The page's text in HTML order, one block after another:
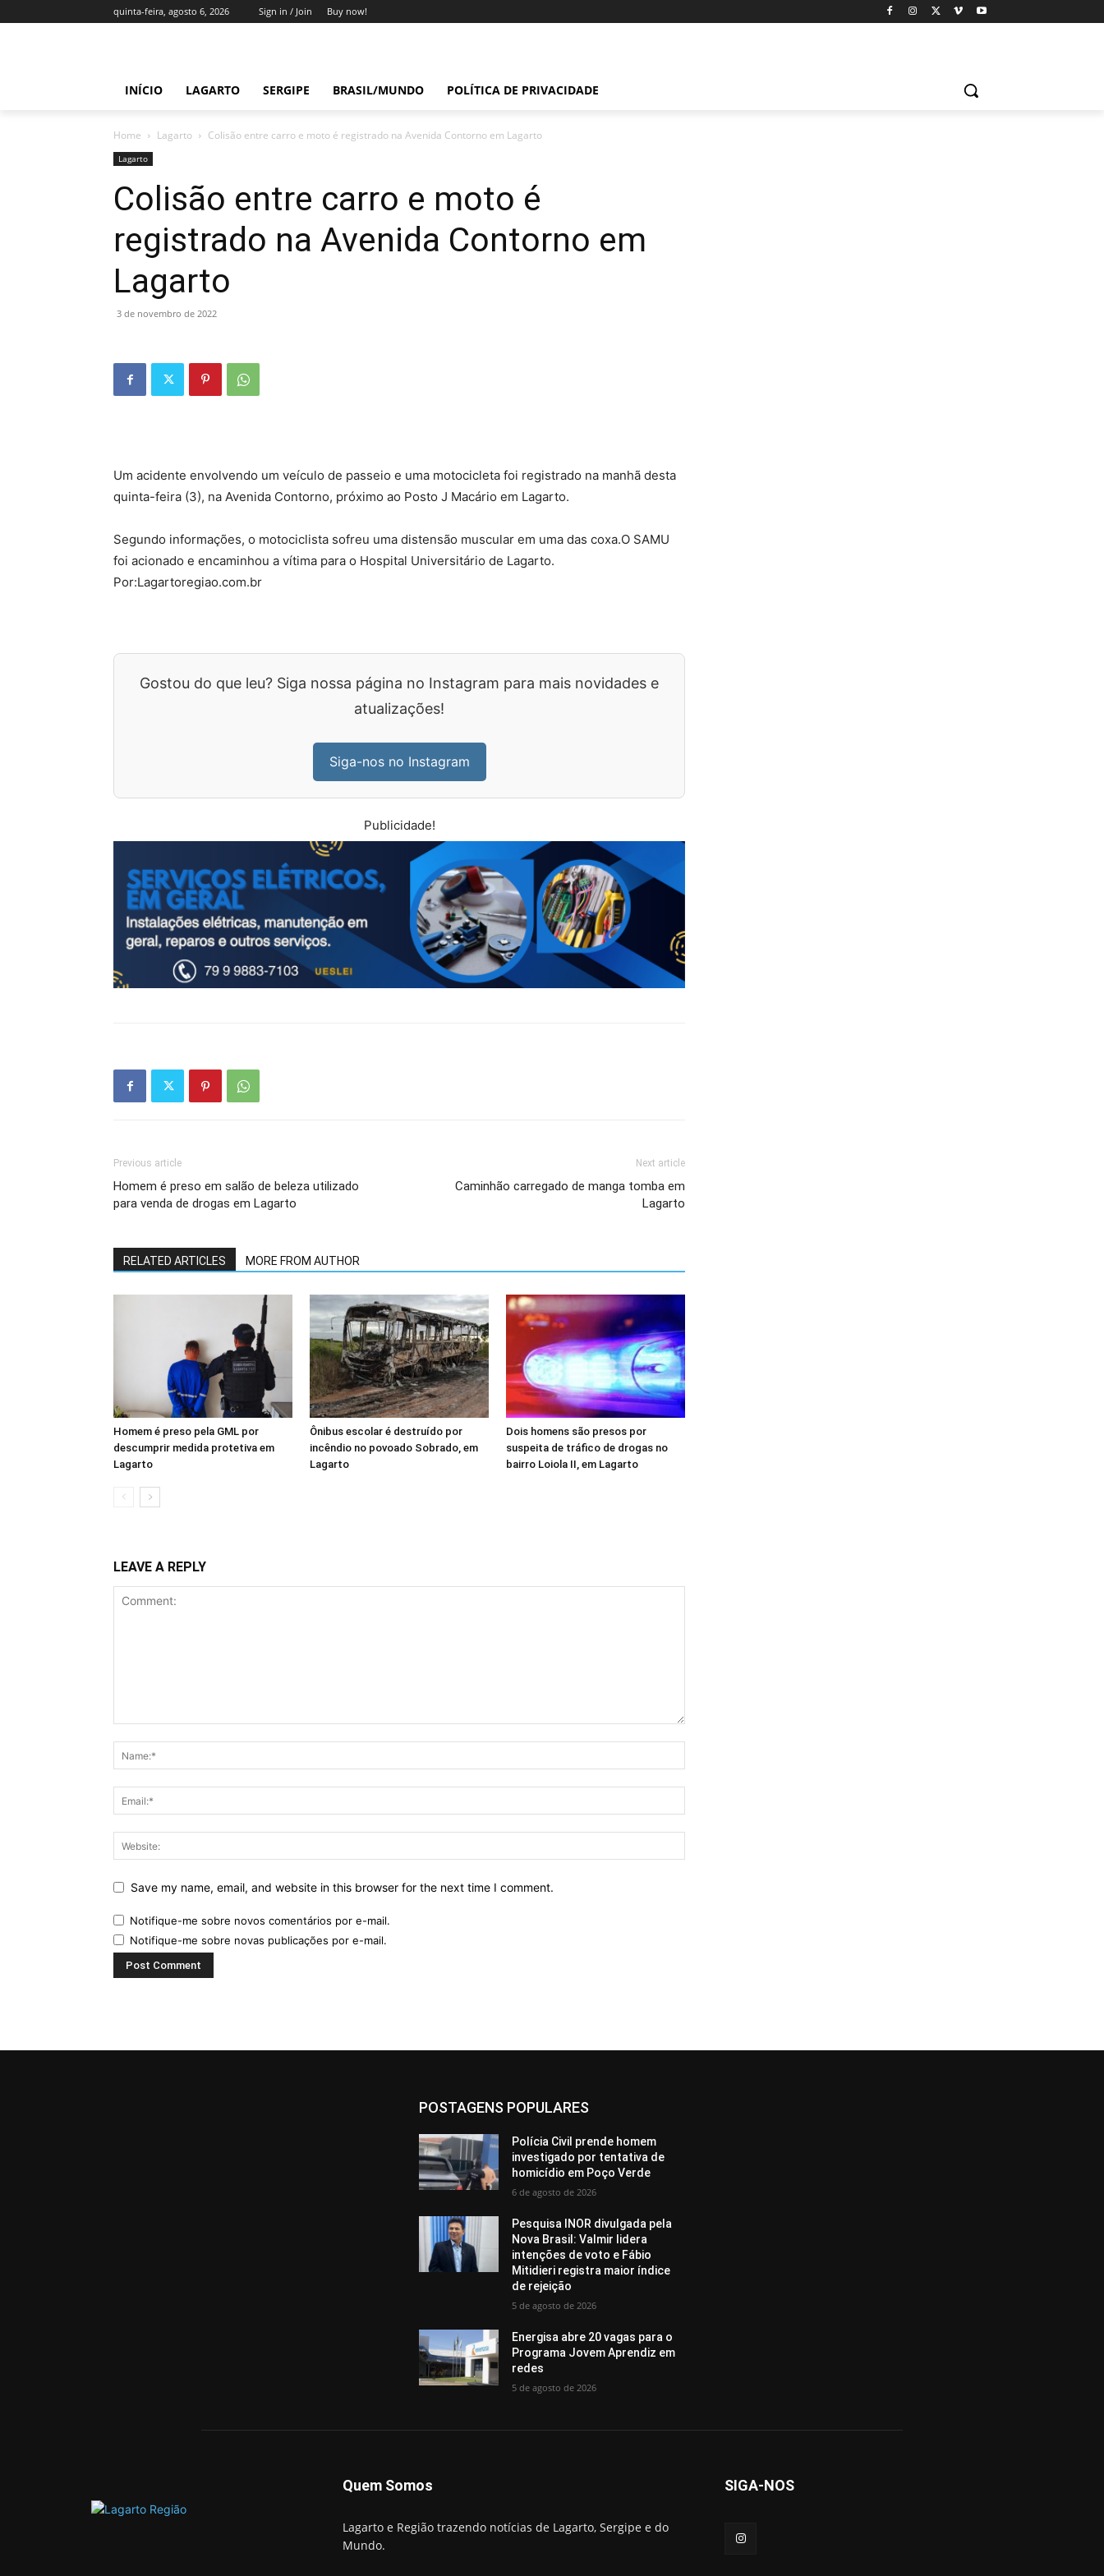
quinta-feira, agosto 6, 2026 Sign in / Join Buy now!
INÍCIO LAGARTO SERGIPE BRASIL/MUNDO POLÍTICA DE PRIVACIDADE
Home Lagarto Colisão entre carro e moto é registrado na Avenida Contorno em Lagarto
Lagarto
Colisão entre carro e moto é
registrado na Avenida Contorno em
Lagarto
3 de novembro de 2022
Um acidente envolvendo um veículo de passeio e uma motocicleta foi registrado na manhã desta
quinta-feira (3), na Avenida Contorno, próximo ao Posto J Macário em Lagarto.
Segundo informações, o motociclista sofreu uma distensão muscular em uma das coxa.O SAMU
foi acionado e encaminhou a vítima para o Hospital Universitário de Lagarto.
Por:Lagartoregiao.com.br
Gostou do que leu? Siga nossa página no Instagram para mais novidades e
atualizações!
Siga-nos no Instagram
Publicidade!
Previous article
Homem é preso em salão de beleza utilizado
para venda de drogas em Lagarto
Next article
Caminhão carregado de manga tomba em
Lagarto
RELATED ARTICLES MORE FROM AUTHOR
Homem é preso pela GML por
descumprir medida protetiva em
Lagarto
Ônibus escolar é destruído por
incêndio no povoado Sobrado, em
Lagarto
Dois homens são presos por
suspeita de tráfico de drogas no
bairro Loiola II, em Lagarto
LEAVE A REPLY
Save my name, email, and website in this browser for the next time I comment.
Notifique-me sobre novos comentários por e-mail.
Notifique-me sobre novas publicações por e-mail.
POSTAGENS POPULARES
Polícia Civil prende homem
investigado por tentativa de
homicídio em Poço Verde
6 de agosto de 2026
Pesquisa INOR divulgada pela
Nova Brasil: Valmir lidera
intenções de voto e Fábio
Mitidieri registra maior índice
de rejeição
5 de agosto de 2026
Energisa abre 20 vagas para o
Programa Jovem Aprendiz em
redes
5 de agosto de 2026
Quem Somos
Lagarto e Região trazendo notícias de Lagarto, Sergipe e do
Mundo.
SIGA-NOS